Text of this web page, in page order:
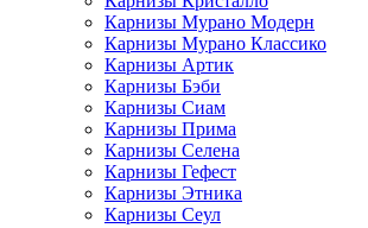
Карнизы Мурано Модерн
Карнизы Мурано Классико
Карнизы Артик
Карнизы Бэби
Карнизы Сиам
Карнизы Прима
Карнизы Селена
Карнизы Гефест
Карнизы Этника
Карнизы Сеул